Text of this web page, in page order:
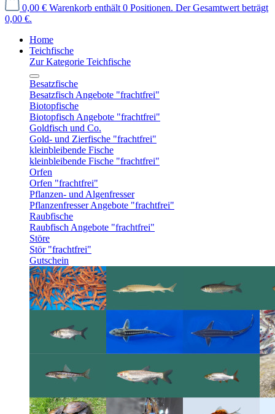
0,00 € Warenkorb enthält 0 Positionen. Der Gesamtwert beträgt
0,00 €.
Home
Teichfische
Zur Kategorie Teichfische
Besatzfische
Besatzfisch Angebote "frachtfrei"
Biotopfische
Biotopfisch Angebote "frachtfrei"
Goldfisch und Co.
Gold- und Zierfische "frachtfrei"
kleinbleibende Fische
kleinbleibende Fische "frachtfrei"
Orfen
Orfen "frachtfrei"
Pflanzen- und Algenfresser
Pflanzenfresser Angebote "frachtfrei"
Raubfische
Raubfisch Angebote "frachtfrei"
Störe
Stör "frachtfrei"
Gutschein